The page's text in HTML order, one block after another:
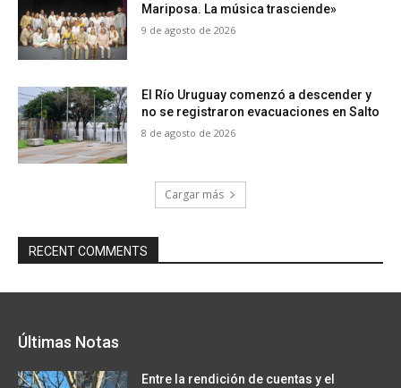
Mariposa. La música trasciende»
9 de agosto de 2026
El Río Uruguay comenzó a descender y
no se registraron evacuaciones en Salto
8 de agosto de 2026
Cargar más
RECENT COMMENTS
Últimas Notas
Entre la rendición de cuentas y el